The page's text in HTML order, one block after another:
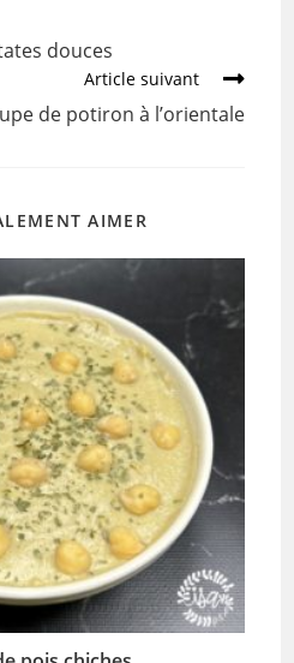
douces
Article suivant
de potiron à l’orientale
AIMER